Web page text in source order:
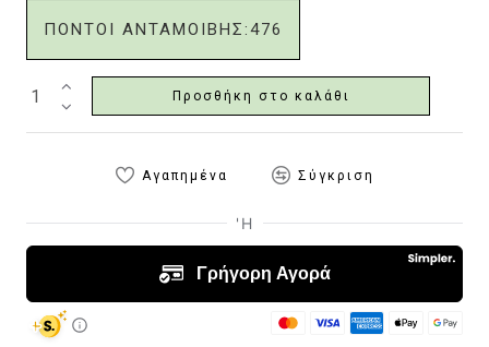
ΠΟΝΤΟΙ ΑΝΤΑΜΟΙΒΗΣ:476
Προσθήκη στο καλάθι
Αγαπημένα Σύγκριση